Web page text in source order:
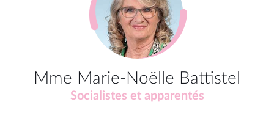
Mme Marie-Noëlle Battistel
Socialistes et apparentés